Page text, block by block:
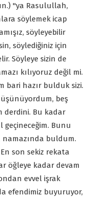
"ya Rasulullah,
söylemek icap
söyleyebilir
söylediğiniz için
Söyleye sizin de
kılıyoruz değil mi.
bari hazır bulduk sizi.
beş
derdini. Bu kadar
geçineceğim. Bunu
buldum.
son sekiz rekata
öğleye kadar devam
evvel işrak
efendimiz buyuruyor,